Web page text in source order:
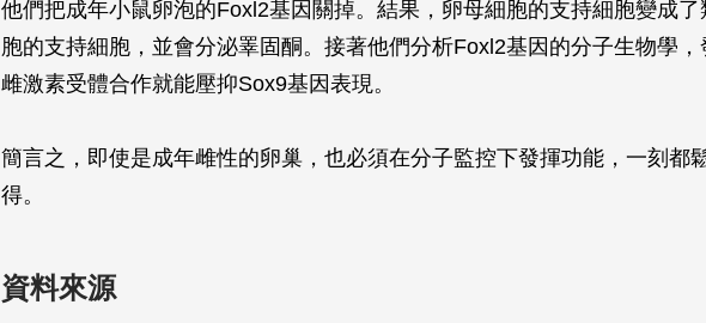
他們把成年小鼠卵泡的Foxl2基因關掉。結果，卵母細胞的支持細胞變成了
胞的支持細胞，並會分泌睪固酮。接著他們分析Foxl2基因的分子生物學，
雌激素受體合作就能壓抑Sox9基因表現。
簡言之，即使是成年雌性的卵巢，也必須在分子監控下發揮功能，一刻都
得。
資料來源